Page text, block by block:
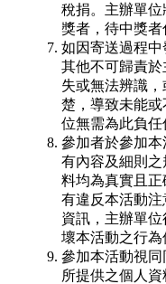
稅捐。主辦單
獎者，待中獎者
如因寄送過程
其他不可歸責
失或無法辨識
楚，導致未能
位無需為此負任
參加者於參加
有內容及細則
料均為真實且
有違反本活動
資訊，主辦單
壞本活動之行為
參加本活動視同
所提供之個人